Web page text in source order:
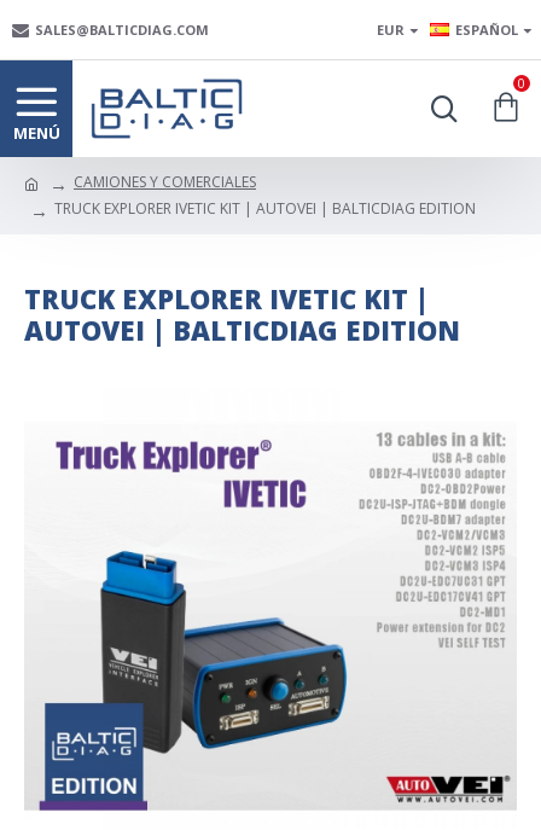
SALES@BALTICDIAG.COM EUR ESPAÑOL
0
CAMIONES Y COMERCIALES
TRUCK EXPLORER IVETIC KIT | AUTOVEI | BALTICDIAG EDITION
TRUCK EXPLORER IVETIC KIT |
AUTOVEI | BALTICDIAG EDITION